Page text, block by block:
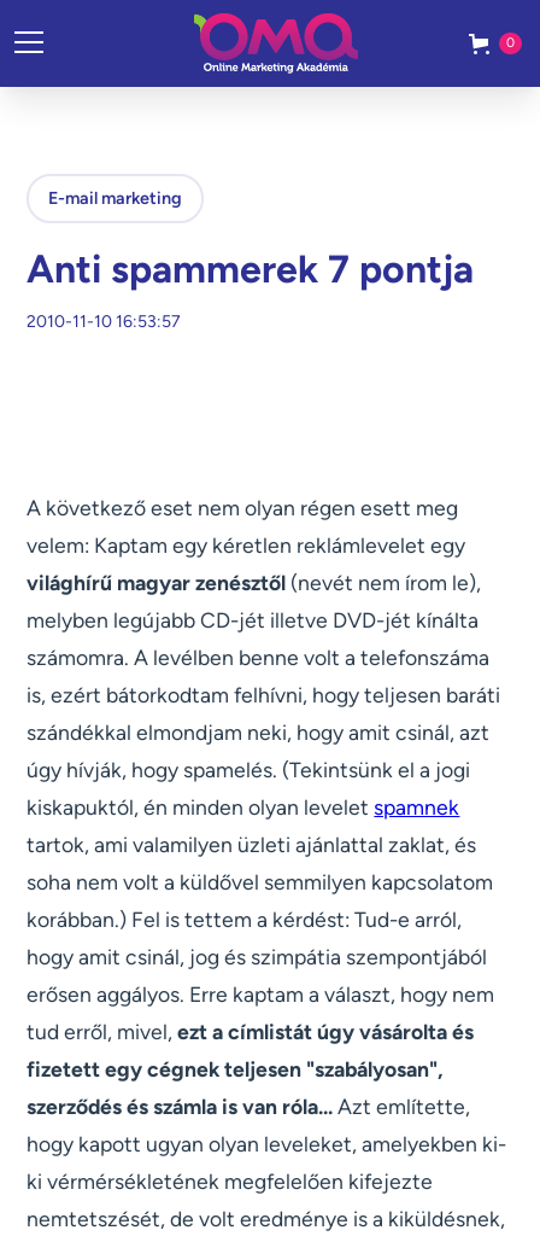
0
E-mail marketing
Anti spammerek 7 pontja
2010-11-10 16:53:57
A következő eset nem olyan régen esett meg
velem: Kaptam egy kéretlen reklámlevelet egy
világhírű magyar zenésztől (nevét nem írom le),
melyben legújabb CD-jét illetve DVD-jét kínálta
számomra. A levélben benne volt a telefonszáma
is, ezért bátorkodtam felhívni, hogy teljesen baráti
szándékkal elmondjam neki, hogy amit csinál, azt
úgy hívják, hogy spamelés. (Tekintsünk el a jogi
kiskapuktól, én minden olyan levelet spamnek
tartok, ami valamilyen üzleti ajánlattal zaklat, és
soha nem volt a küldővel semmilyen kapcsolatom
korábban.) Fel is tettem a kérdést: Tud-e arról,
hogy amit csinál, jog és szimpátia szempontjából
erősen aggályos. Erre kaptam a választ, hogy nem
tud erről, mivel,ezt a címlistát úgy vásárolta és
fizetett egy cégnek teljesen "szabályosan",
szerződés és számla is van róla...Azt említette,
hogy kapott ugyan olyan leveleket, amelyekben ki-
ki vérmérsékletének megfelelően kifejezte
nemtetszését, de volt eredménye is a kiküldésnek,